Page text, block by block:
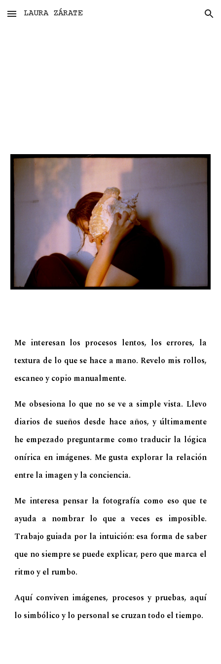
Skip to main content Skip to navigation
LAURA ZÁRATE
Me interesan los procesos lentos, los errores, la
textura de lo que se hace a mano. Revelo mis rollos,
escaneo y copio manualmente.
Me obsesiona lo que no se ve a simple vista. Llevo
diarios de sueños desde hace años, y últimamente
he empezado preguntarme como traducir la lógica
onírica en imágenes. Me gusta explorar la relación
entre la imagen y la conciencia.
Me interesa pensar la fotografía como eso que te
ayuda a nombrar lo que a veces es imposible.
Trabajo guiada por la intuición: esa forma de saber
que no siempre se puede explicar, pero que marca el
ritmo y el rumbo.
Aquí conviven imágenes, procesos y pruebas, aquí
lo simbólico y lo personal se cruzan todo el tiempo.